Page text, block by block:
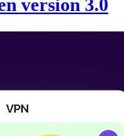
version 3.0